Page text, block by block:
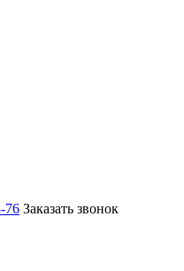
76 Заказать звонок